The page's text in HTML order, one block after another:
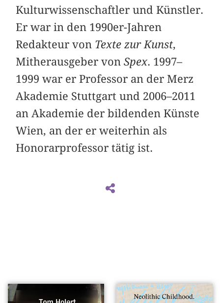
Kulturwissenschaftler und Künstler.
Er war in den 1990er-Jahren
Redakteur von Texte zur Kunst,
Mitherausgeber vonSpex. 1997–
1999 war er Professor an der Merz
Akademie Stuttgart und 2006–2011
an Akademie der bildenden Künste
Wien, an der er weiterhin als
Honorarprofessor tätig ist.